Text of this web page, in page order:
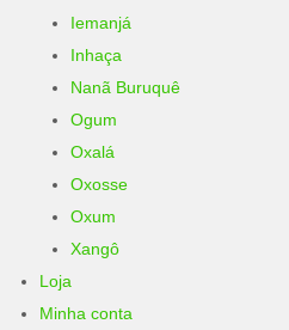
Iemanjá
Inhaça
Nanã Buruquê
Ogum
Oxalá
Oxosse
Oxum
Xangô
Loja
Minha conta